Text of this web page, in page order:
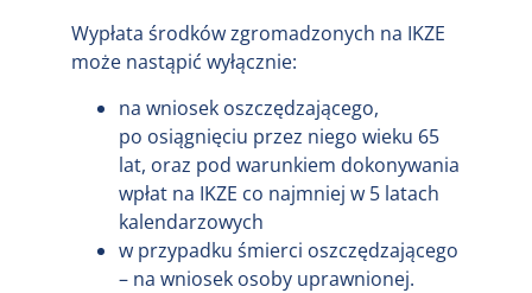
Wypłata środków zgromadzonych na IKZE
może nastąpić wyłącznie:
na wniosek oszczędzającego,
po osiągnięciu przez niego wieku 65
lat, oraz pod warunkiem dokonywania
wpłat na IKZE co najmniej w 5 latach
kalendarzowych
w przypadku śmierci oszczędzającego
– na wniosek osoby uprawnionej.